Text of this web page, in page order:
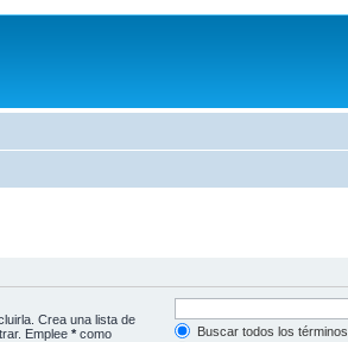
Crea una lista de
Emplee * como
Buscar todos los términos